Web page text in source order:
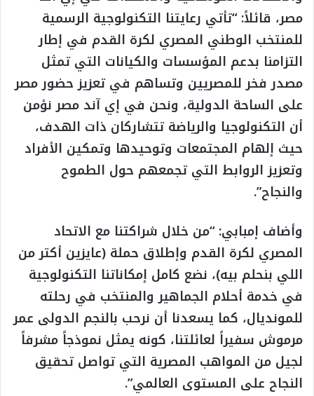
مصر، قائلاً: “تأتي رعايتنا التكنولوجية الرسمية
للمنتخب الوطني المصري لكرة القدم في إطار
التزامنا بدعم المؤسسات والكيانات التي تمثل
مصدر فخر للمصريين وتساهم في تعزيز حضور مصر
على الساحة الدولية، ونحن في إي آند مصر نؤمن
أن التكنولوجيا والرياضة تتشاركان ذات الهدف،
حيث إلهام المجتمعات وتوحيدها وتمكين الأفراد
وتعزيز الروابط التي تجمعهم حول الطموح
والنجاح”.
وأضاف إمبابي: “من خلال شراكتنا مع الاتحاد
المصري لكرة القدم وإطلاق حملة (عايزين أكتر من
اللي بنحلم بيه)، نضع كامل إمكاناتنا التكنولوجية
في خدمة أحلام الجماهير والمنتخب في رحلته
للمونديال، كما يسعدنا أن نرحب بالنجم الدولى عمر
مرموش سفيراً لعائلتنا، كونه يمثل نموذجاً مشرفاً
لجيل من المواهب المصرية التي تواصل تحقيق
النجاح على المستوى العالمي”.